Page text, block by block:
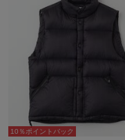
10％ポイントバック